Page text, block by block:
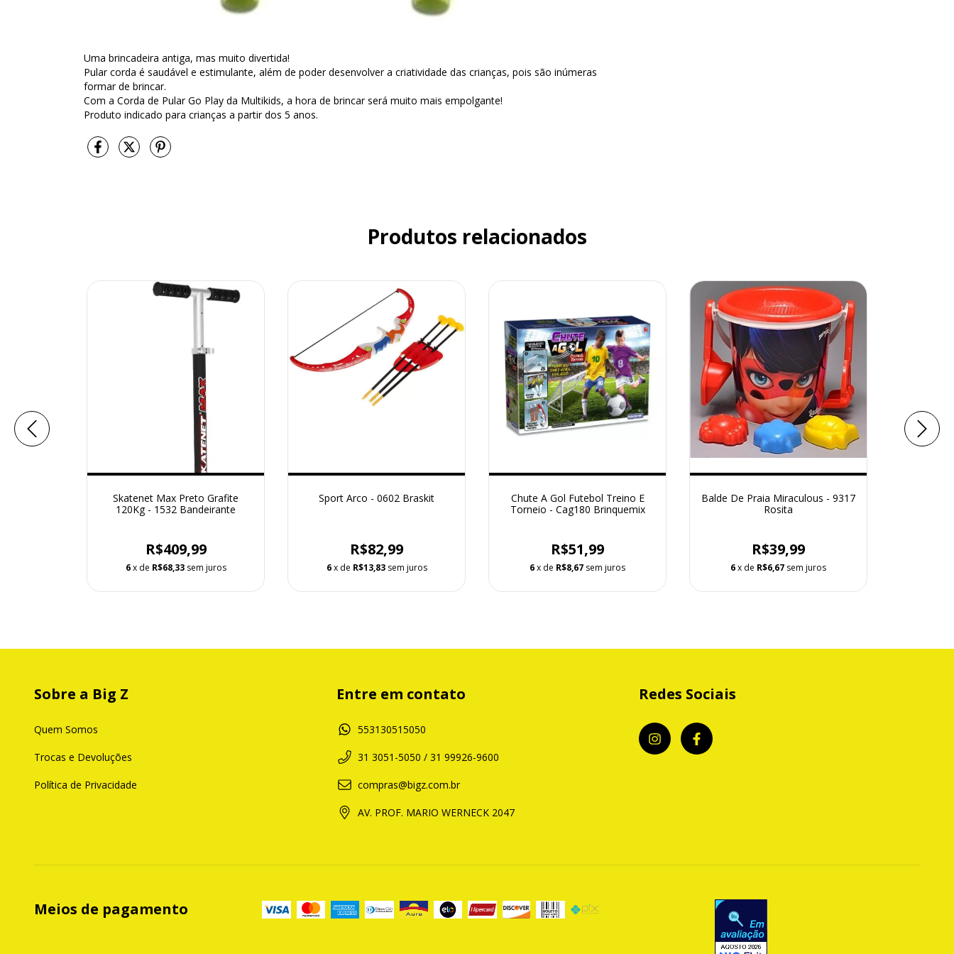
Uma brincadeira antiga, mas muito divertida!
Pular corda é saudável e estimulante, além de poder desenvolver a criatividade das crianças, pois são inúmeras
formar de brincar.
Com a Corda de Pular Go Play da Multikids, a hora de brincar será muito mais empolgante!
Produto indicado para crianças a partir dos 5 anos.
Produtos relacionados
Skatenet Max Preto Grafite
120Kg - 1532 Bandeirante
R$409,99
6 x de R$68,33 sem juros
Sport Arco - 0602 Braskit
R$82,99
6 x de R$13,83 sem juros
Chute A Gol Futebol Treino E
Torneio - Cag180 Brinquemix
R$51,99
6x de R$8,67 sem juros
Balde De Praia Miraculous - 9317
Rosita
R$39,99
6x de R$6,67 sem juros
Sobre a Big Z
Quem Somos
Trocas e Devoluções
Política de Privacidade
Entre em contato
553130515050
31 3051-5050 / 31 99926-9600
compras@bigz.com.br
AV. PROF. MARIO WERNECK 2047
Redes Sociais
Meios de pagamento